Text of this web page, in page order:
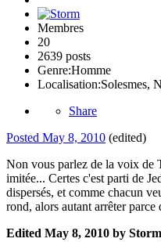
Membres
20
2639 posts
Genre:Homme
Localisation:Solesmes,
Share
Posted May 8, 2010 (edited)
Non vous parlez de la voix de
imitée... Certes c'est parti de
dispersés, et comme chacun
rond, alors autant arrêter
Edited May 8, 2010 by